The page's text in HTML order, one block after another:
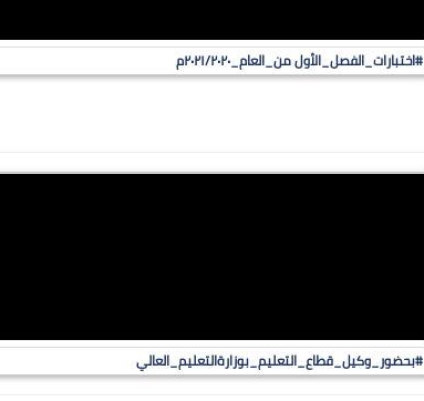
#اختبارات_الفصل_الأول من_العام_٢٠٢١/٢٠٢٠م
#بحضور_وكيل_قطاع_التعليم_بوزارةالتعليم_العالي